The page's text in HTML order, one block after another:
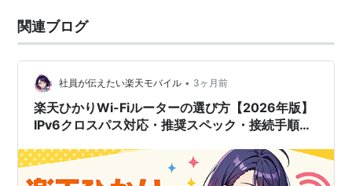
関連ブログ
社員が伝えたい楽天モバイル • 3ヶ月前
楽天ひかりWi-Fiルーターの選び方【2026年版】
IPv6クロスパス対応・推奨スペック・接続手順を